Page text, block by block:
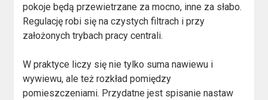
pokoje będą przewietrzane za mocno, inne za słabo.
Regulację robi się na czystych filtrach i przy
założonych trybach pracy centrali.
W praktyce liczy się nie tylko suma nawiewu i
wywiewu, ale też rozkład pomiędzy
pomieszczeniami. Przydatne jest spisanie nastaw